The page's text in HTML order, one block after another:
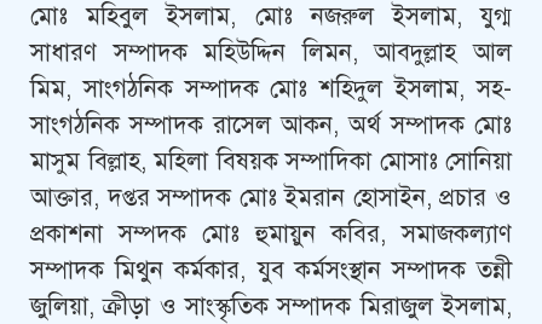
মোঃ মহিবুল ইসলাম, মোঃ নজরুল ইসলাম, যুগ্ম
সাধারণ সম্পাদক মহিউদ্দিন লিমন, আবদুল্লাহ আল
মিম, সাংগঠনিক সম্পাদক মোঃ শহিদুল ইসলাম, সহ-
সাংগঠনিক সম্পাদক রাসেল আকন, অর্থ সম্পাদক মোঃ
মাসুম বিল্লাহ, মহিলা বিষয়ক সম্পাদিকা মোসাঃ সোনিয়া
আক্তার, দপ্তর সম্পাদক মোঃ ইমরান হোসাইন, প্রচার ও
প্রকাশনা সম্পদক মোঃ হুমায়ুন কবির, সমাজকল্যাণ
সম্পাদক মিথুন কর্মকার, যুব কর্মসংস্থান সম্পাদক তন্নী
জুলিয়া, ক্রীড়া ও সাংস্কৃতিক সম্পাদক মিরাজুল ইসলাম,